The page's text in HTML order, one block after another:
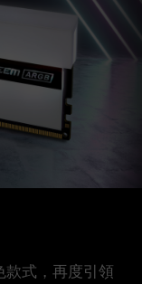
壓情況下進行驗
請聯繫處理器
款式，再度引領